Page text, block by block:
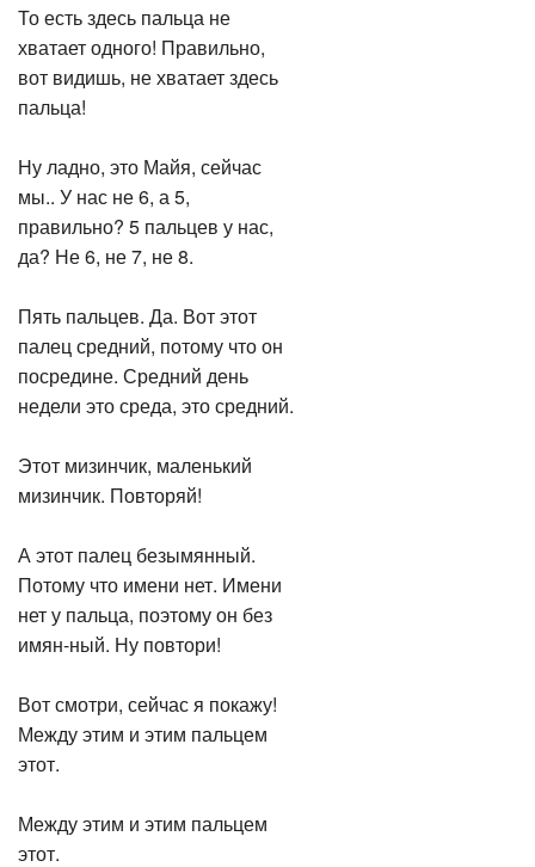
То есть здесь пальца не
хватает одного! Правильно,
вот видишь, не хватает здесь
пальца!
Ну ладно, это Майя, сейчас
мы.. У нас не 6, а 5,
правильно? 5 пальцев у нас,
да? Не 6, не 7, не 8.
Пять пальцев. Да. Вот этот
палец средний, потому что он
посредине. Средний день
недели это среда, это средний.
Этот мизинчик, маленький
мизинчик. Повторяй!
А этот палец безымянный.
Потому что имени нет. Имени
нет у пальца, поэтому он без
имян-ный. Ну повтори!
Вот смотри, сейчас я покажу!
Между этим и этим пальцем
этот.
Между этим и этим пальцем
этот.